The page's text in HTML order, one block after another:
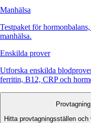
Manhälsa
Testpaket för
manhälsa.
Enskilda prover
Utforska enskilda
ferritin, B12, CRP och
Provtagning
Hitta provtagningsställen och